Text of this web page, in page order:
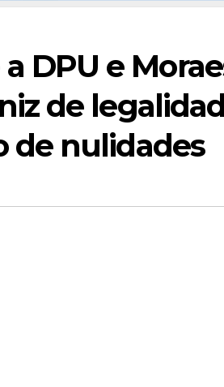
DPU e
de
de nulidades